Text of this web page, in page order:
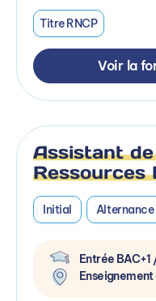
Titre RNCP
Voir la
Assistant
Ressources
Initial Alternance
Entrée